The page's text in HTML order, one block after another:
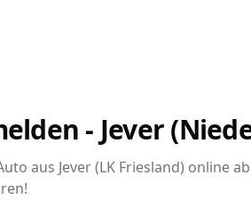
- Jever
aus Jever (LK Friesland) online